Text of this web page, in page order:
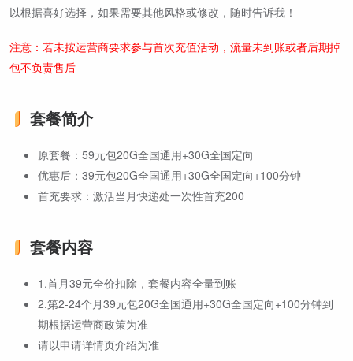
以根据喜好选择，如果需要其他风格或修改，随时告诉我！
注意：若未按运营商要求参与首次充值活动，流量未到账或者后期掉
包不负责售后
套餐简介
原套餐：59元包20G全国通用+30G全国定向
优惠后：39元包20G全国通用+30G全国定向+100分钟
首充要求：激活当月快递处一次性首充200
套餐内容
1.首月39元全价扣除，套餐内容全量到账
2.第2-24个月39元包20G全国通用+30G全国定向+100分钟到
期根据运营商政策为准
请以申请详情页介绍为准